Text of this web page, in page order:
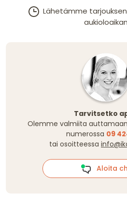
Lähetämme tarjouksen
Tarvitsetko
Olemme valmiita
numerossa 09
tai osoitteessa
Aloita